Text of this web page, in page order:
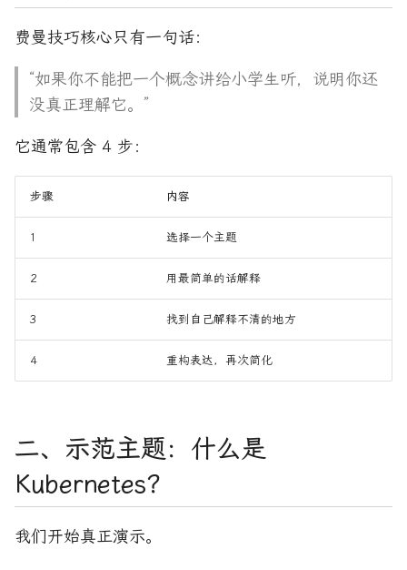
费曼技巧核心只有一句话：
“如果你不能把一个概念讲给小学生听，说明你还
没真正理解它。”
它通常包含 4 步：
步骤 内容
1 选择一个主题
2 用最简单的话解释
3 找到自己解释不清的地方
4 重构表达，再次简化
二、示范主题：什么是
Kubernetes？
我们开始真正演示。